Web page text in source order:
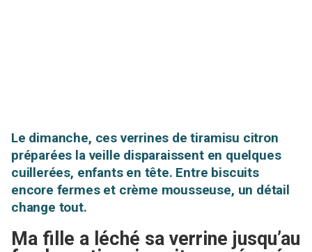
Le dimanche, ces verrines de tiramisu citron
préparées la veille disparaissent en quelques
cuillerées, enfants en tête. Entre biscuits
encore fermes et crème mousseuse, un détail
change tout.
Ma fille a léché sa verrine jusqu’au